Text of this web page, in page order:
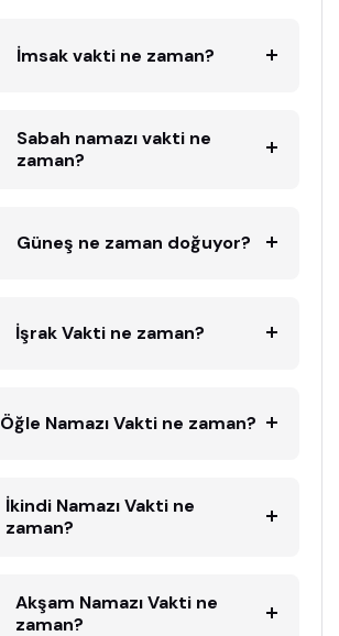
İmsak vakti ne zaman?
Sabah namazı vakti ne
zaman?
Güneş ne zaman doğuyor?
İşrak Vakti ne zaman?
Öğle Namazı Vakti ne zaman?
İkindi Namazı Vakti ne
zaman?
Akşam Namazı Vakti ne
zaman?